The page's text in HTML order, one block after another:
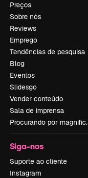
Preços
Sobre nós
Reviews
Emprego
Tendências de pesquisa
Blog
Eventos
Slidesgo
Vender conteúdo
Sala de imprensa
Procurando por
Siga-nos
Suporte ao cliente
Instagram